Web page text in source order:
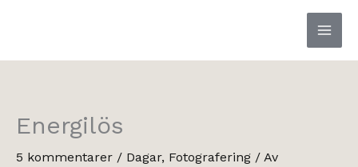
Energilös
5 kommentarer / Dagar, Fotografering / Av